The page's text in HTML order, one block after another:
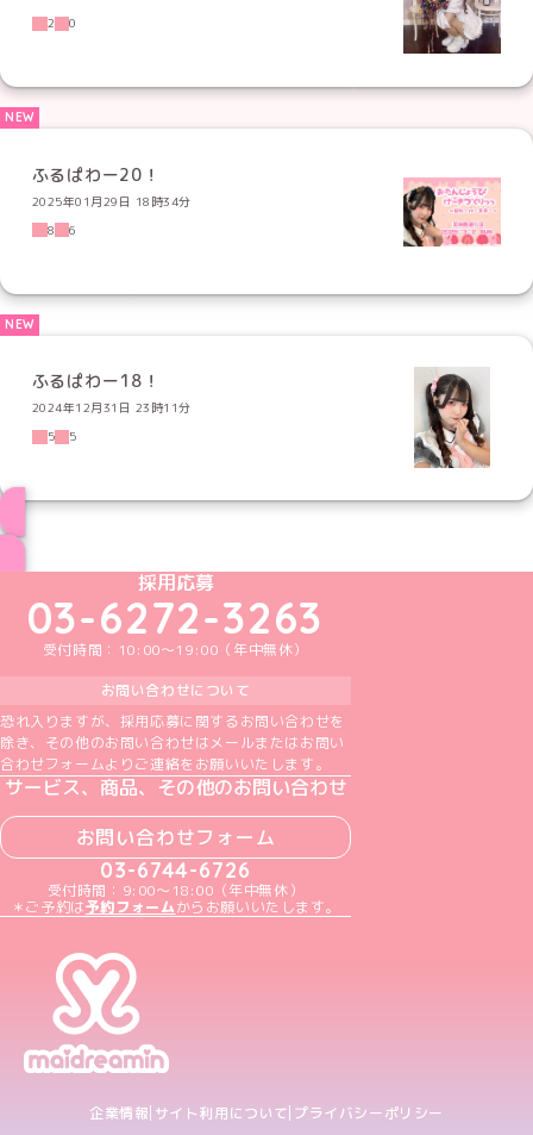
2
0
ふるぱわー20！
2025年01月29日 18時34分
8
6
ふるぱわー18！
2024年12月31日 23時11分
5
5
めいどりーみんTikTok公式アカウント
めいどりーみんX公式アカウント
めいどりーみんInstagram公式アカウント
めいどりーみんFacebook公式アカウン
めいどりーみんYouTube公式アカ
採用応募
03-6272-3263
受付時間：10:00～19:00（年中無休）
お問い合わせについて
恐れ入りますが、採用応募に関するお問い合わせを
除き、その他のお問い合わせはメールまたはお問い
合わせフォームよりご連絡をお願いいたします。
サービス、商品、その他のお問い合わせ
お問い合わせフォーム
03-6744-6726
受付時間：9:00～18:00（年中無休）
＊ご予約は予約フォームからお願いいたします。
企業情報 サイト利用について プライバシーポリシー